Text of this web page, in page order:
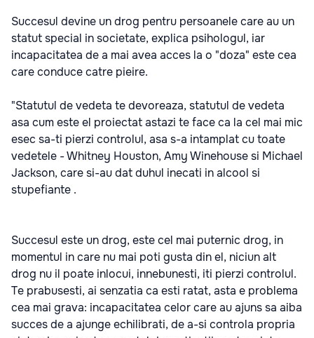
Succesul devine un drog pentru persoanele care au un
statut special in societate, explica psihologul, iar
incapacitatea de a mai avea acces la o "doza" este cea
care conduce catre pieire.
"Statutul de vedeta te devoreaza, statutul de vedeta
asa cum este el proiectat astazi te face ca la cel mai mic
esec sa-ti pierzi controlul, asa s-a intamplat cu toate
vedetele - Whitney Houston, Amy Winehouse si Michael
Jackson, care si-au dat duhul inecati in alcool si
stupefiante .
Succesul este un drog, este cel mai puternic drog, in
momentul in care nu mai poti gusta din el, niciun alt
drog nu il poate inlocui, innebunesti, iti pierzi controlul.
Te prabusesti, ai senzatia ca esti ratat, asta e problema
cea mai grava: incapacitatea celor care au ajuns sa aiba
succes de a ajunge echilibrati, de a-si controla propria